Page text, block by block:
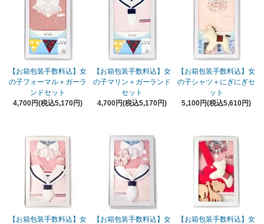
【お箱包装手数料込】女
の子フォーマル＋ガーラ
ンドセット
4,700円(税込5,170円)
【お箱包装手数料込】女
の子マリン＋ガーランド
セット
4,700円(税込5,170円)
【お箱包装手数料込】女
の子シャツ＋にぎにぎセ
ット
5,100円(税込5,610円)
【お箱包装手数料込】女
【お箱包装手数料込】女
【お箱包装手数料込】女